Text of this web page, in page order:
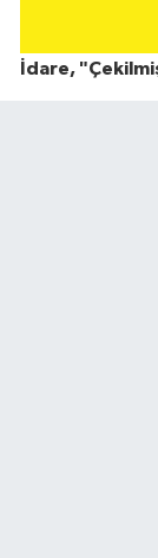
İdare,